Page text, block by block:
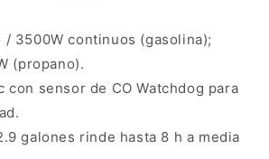
/ 3500W continuos (gasolina);
(propano).
con sensor de CO Watchdog para
galones rinde hasta 8 h a media